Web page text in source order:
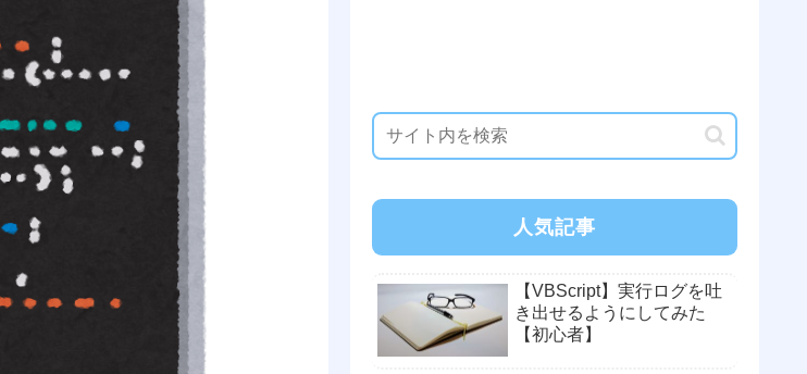
人気記事
【VBScript】実行ログを吐
き出せるようにしてみた
【初心者】